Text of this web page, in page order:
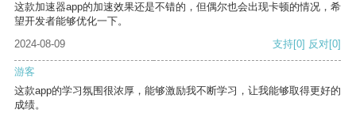
这款加速器app的加速效果还是不错的，但偶尔也会出现卡顿的情况，希
望开发者能够优化一下。
2024-08-09
支持[0] 反对[0]
游客
这款app的学习氛围很浓厚，能够激励我不断学习，让我能够取得更好的
成绩。